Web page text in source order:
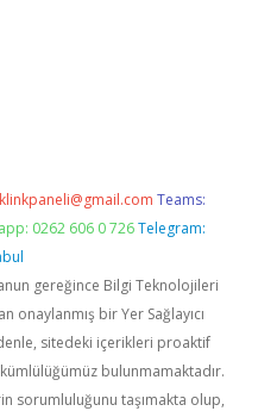
Teams:
0262 606 0 726 Telegram:
gereğince Bilgi Teknolojileri
onaylanmış bir Yer Sağlayıcı
sitedeki içerikleri proaktif
bulunmamaktadır.
sorumluluğunu taşımakta olup,